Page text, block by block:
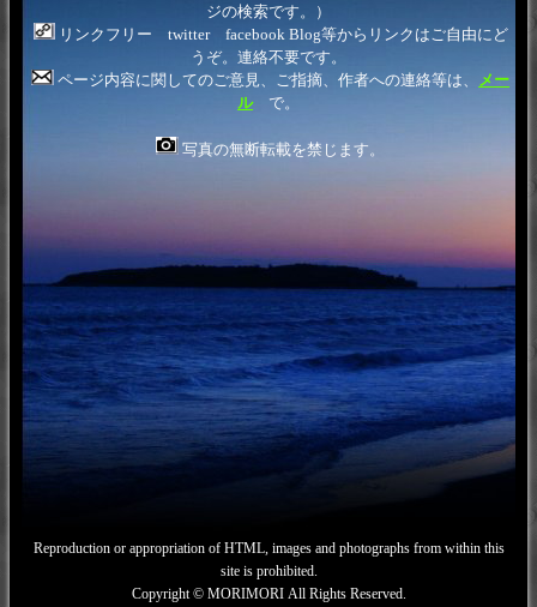
ジの検索です。）
リンクフリー twitter facebook Blog等からリンクはご自由にど
うぞ。連絡不要です。
ページ内容に関してのご意見、ご指摘、作者への連絡等は、 メー
ルで。
写真の無断転載を禁じます。
Reproduction or appropriation of HTML, images and photographs from within this
site is prohibited.
Copyright © MORIMORI All Rights Reserved.